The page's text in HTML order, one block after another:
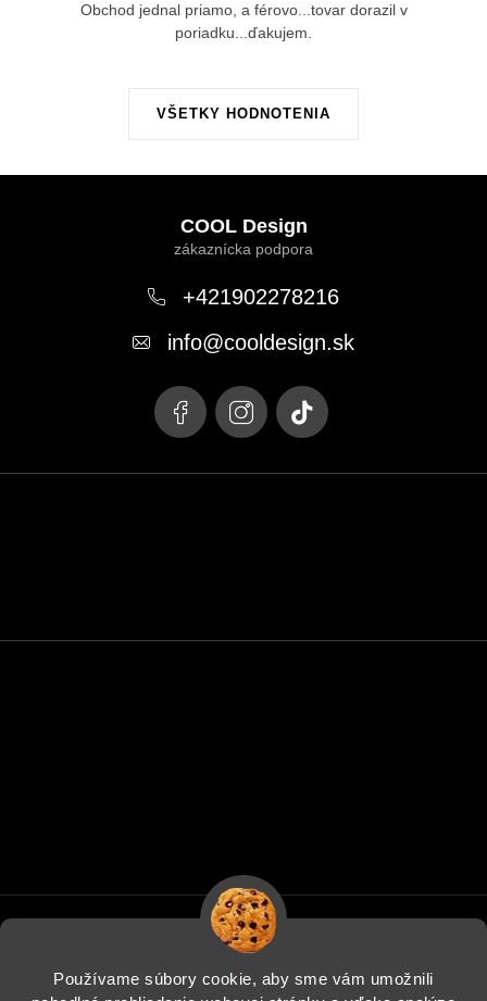
Používame súbory cookie, aby sme vám umožnili
VŠETKY HODNOTENIA
Obchod jednal priamo, a férovo...tovar dorazil v
poriadku...ďakujem.
COOL Design
+421902278216
info@cooldesign.sk